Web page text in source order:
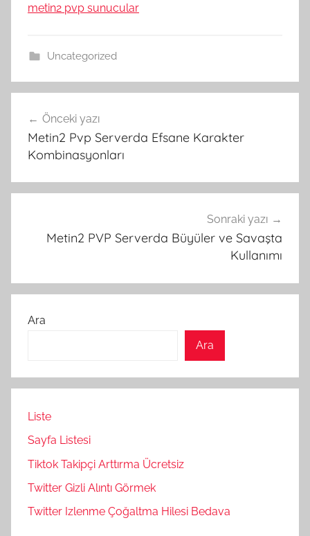
metin2 pvp sunucular
Uncategorized
gezinmesi
Önceki yazı
Metin2 Pvp Serverda Efsane Karakter
Kombinasyonları
Sonraki yazı
Metin2 PVP Serverda Büyüler ve Savaşta
Kullanımı
Ara
Ara
Liste
Sayfa Listesi
Tiktok Takipçi Arttırma Ücretsiz
Twitter Gizli Alıntı Görmek
Twitter Izlenme Çoğaltma Hilesi Bedava